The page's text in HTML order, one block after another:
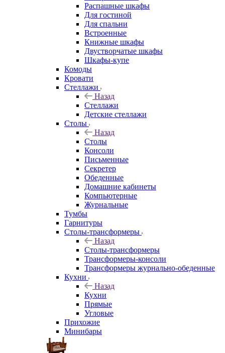
Распашные шкафы
Для гостиной
Для спальни
Встроенные
Книжные шкафы
Двустворчатые шкафы
Шкафы-купе
Комоды
Кровати
Стеллажи
Назад
Стеллажи
Детские стеллажи
Столы
Назад
Столы
Консоли
Письменные
Секретер
Обеденные
Домашние кабинеты
Компьютерные
Журнальные
Тумбы
Гарнитуры
Столы-трансформеры
Назад
Столы-трансформеры
Трансформеры-консоли
Трансформеры журнально-обеденные
Кухни
Назад
Кухни
Прямые
Угловые
Прихожие
Минибары